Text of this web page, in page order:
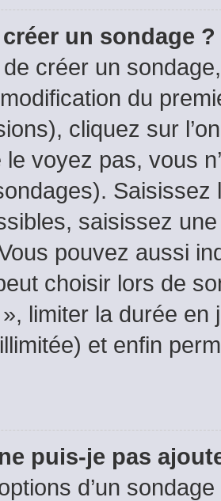
un sondage ?
créer un
du
cliquez sur
voyez pas, vous
saisissez
pouvez aussi
choisir lors de
», limiter la durée
et enfin
puis-je pas
d’un